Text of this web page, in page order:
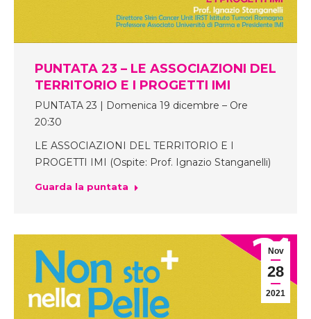
PUNTATA 23 – LE ASSOCIAZIONI DEL
TERRITORIO E I PROGETTI IMI
PUNTATA 23 | Domenica 19 dicembre – Ore
20:30
LE ASSOCIAZIONI DEL TERRITORIO E I
PROGETTI IMI (Ospite: Prof. Ignazio Stanganelli)
Guarda la puntata
Nov
28
2021